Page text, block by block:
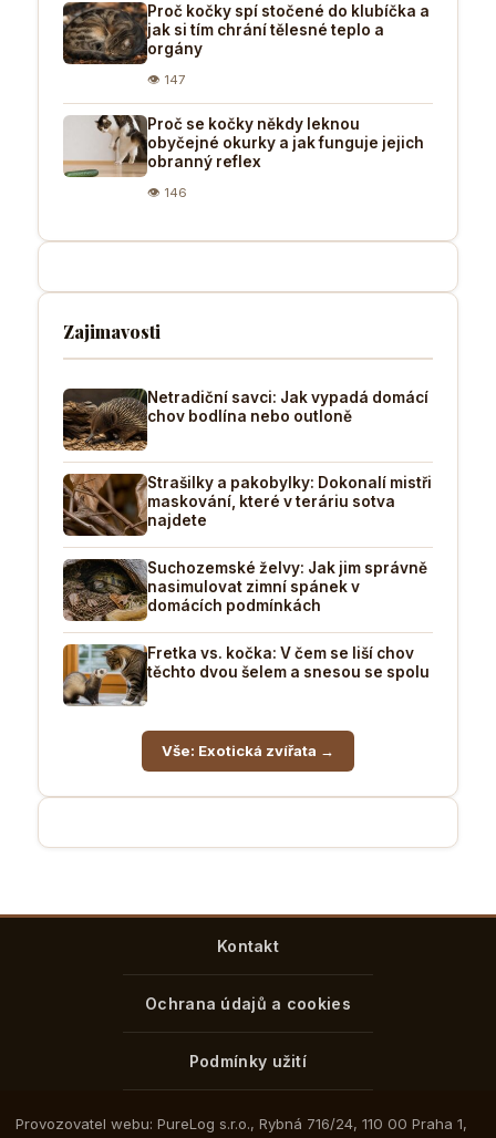
Proč kočky spí stočené do klubíčka a
jak si tím chrání tělesné teplo a
orgány
👁 147
Proč se kočky někdy leknou
obyčejné okurky a jak funguje jejich
obranný reflex
👁 146
Zajimavosti
Netradiční savci: Jak vypadá domácí
chov bodlína nebo outloně
Strašilky a pakobylky: Dokonalí mistři
maskování, které v teráriu sotva
najdete
Suchozemské želvy: Jak jim správně
nasimulovat zimní spánek v
domácích podmínkách
Fretka vs. kočka: V čem se liší chov
těchto dvou šelem a snesou se spolu
Vše: Exotická zvířata →
Kontakt
Ochrana údajů a cookies
Podmínky užití
Provozovatel webu: PureLog s.r.o., Rybná 716/24, 110 00 Praha 1,